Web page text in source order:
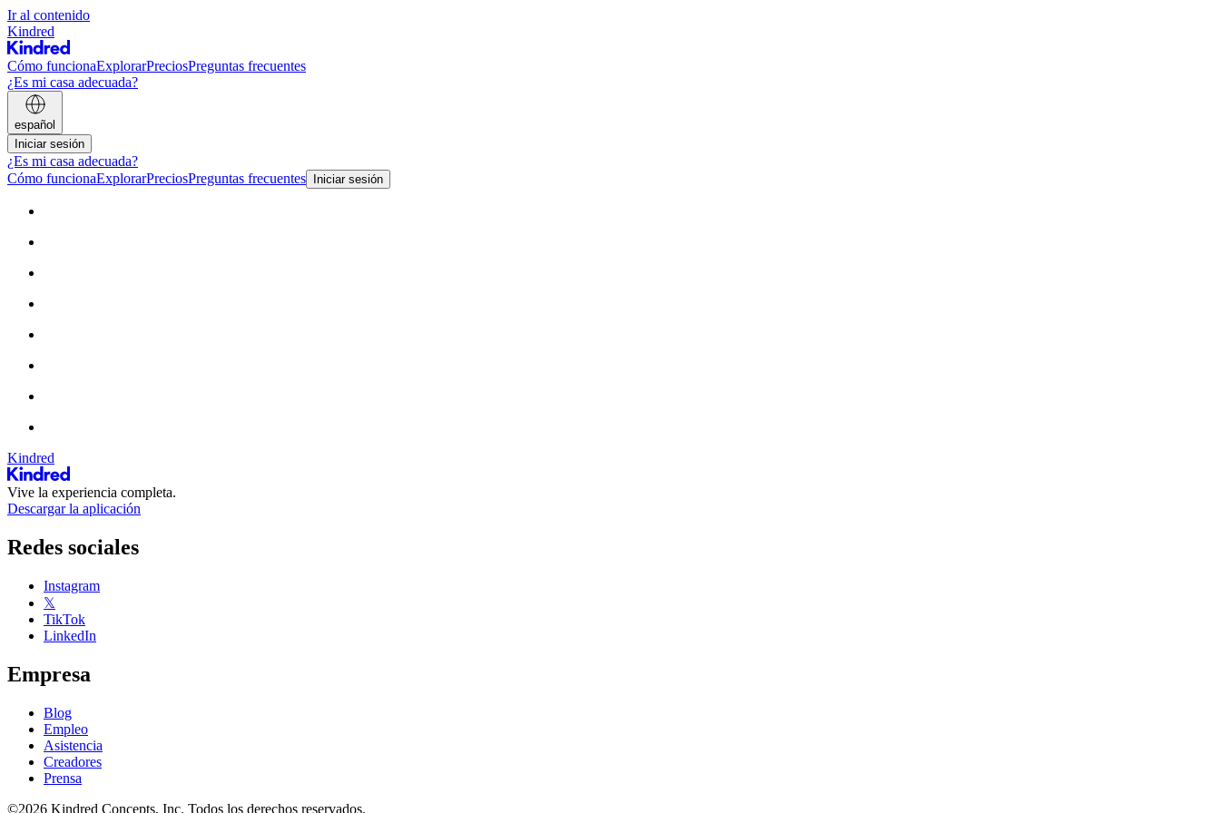
Ir al contenido
Kindred
Cómo funcionaExplorarPreciosPreguntas frecuentes
¿Es mi casa adecuada?
español
Iniciar sesión
¿Es mi casa adecuada?
Cómo funcionaExplorarPreciosPreguntas frecuentes Iniciar sesión
Kindred
Vive la experiencia completa.
Descargar la aplicación
Redes sociales
Instagram
𝕏
TikTok
LinkedIn
Empresa
Blog
Empleo
Asistencia
Creadores
Prensa
©2026 Kindred Concepts, Inc. Todos los derechos reservados.